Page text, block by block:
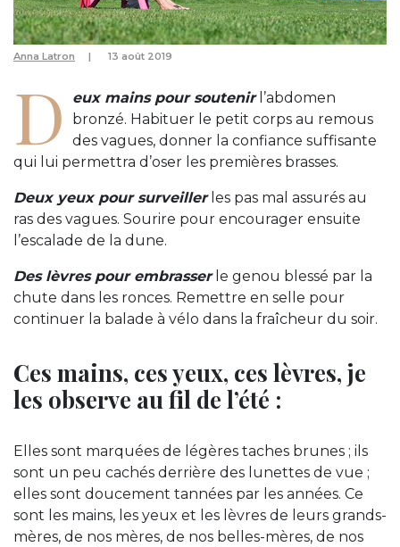
Anna Latron 13 août 2019
D eux mainspour soutenirl’abdomen
bronzé. Habituer le petit corps au remous
des vagues, donner la confiance suffisante
qui lui permettra d’oser les premières brasses.
Deux yeux pour surveillerles pas mal assurés au
ras des vagues. Sourire pour encourager ensuite
l’escalade de la dune.
Des lèvres pour embrasserle genou blessé par la
chute dans les ronces. Remettre en selle pour
continuer la balade à vélo dans la fraîcheur du soir.
Ces mains, ces yeux, ces lèvres, je
les observe au fil de l’été :
Elles sont marquées de légères taches brunes ; ils
sont un peu cachés derrière des lunettes de vue ;
elles sont doucement tannées par les années. Ce
sont les mains, les yeux et les lèvres de leurs grands-
mères, de nos mères, de nos belles-mères, de nos